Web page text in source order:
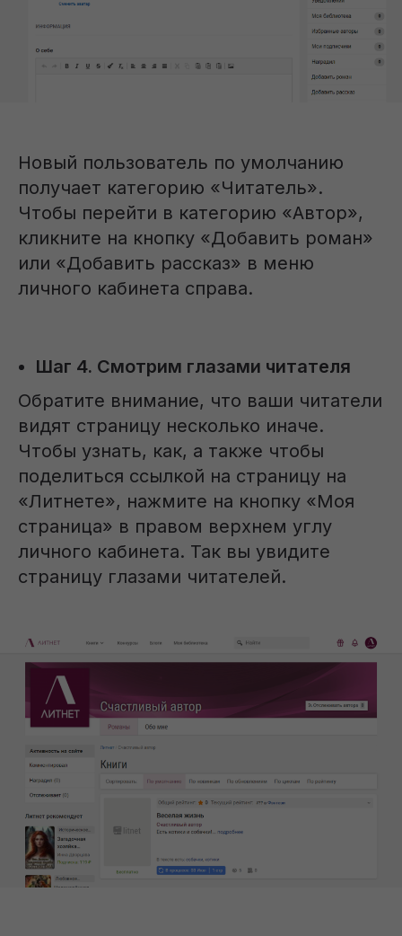
Новый пользователь по умолчанию
получает категорию «Читатель».
Чтобы перейти в категорию «Автор»,
кликните на кнопку «Добавить роман»
или «Добавить рассказ» в меню
личного кабинета справа.
Шаг 4. Смотрим глазами читателя
Обратите внимание, что ваши читатели
видят страницу несколько иначе.
Чтобы узнать, как, а также чтобы
поделиться ссылкой на страницу на
«Литнете», нажмите на кнопку «Моя
страница» в правом верхнем углу
личного кабинета. Так вы увидите
страницу глазами читателей.
Все права защищены.
ООО «Литнет», 119021, г. Москва, Хамовники, ул. Льва
Толстого, д. 23, стр. 3
help@lit-era.com
Истории успеха
Классика
Вдохновение